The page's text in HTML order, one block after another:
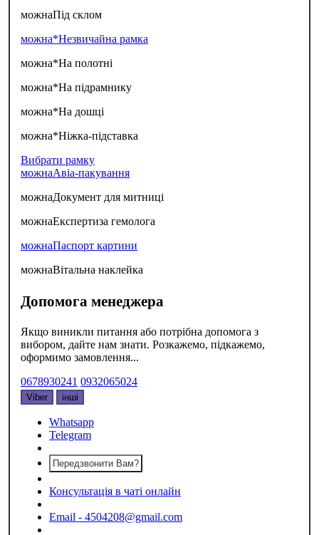
можнаПід склом
можна*Незвичайна рамка
можна*На полотні
можна*На підрамнику
можна*На дошці
можна*Ніжка-підставка
Вибрати рамку
можнаАвіа-пакування
можнаДокумент для митниці
можнаЕкспертиза гемолога
можнаПаспорт картини
можнаВітальна наклейка
Допомога менеджера
Якщо виникли питання або потрібна допомога з
вибором, дайте нам знати. Розкажемо, підкажемо,
оформимо замовлення...
0678930241 0932065024
Viber інші
Whatsapp
Telegram
Передзвонити Вам?
Консультація в чаті онлайн
Email - 4504208@gmail.com